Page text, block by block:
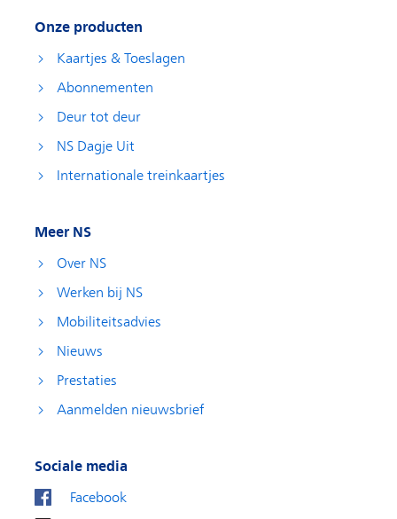
Onze producten
Kaartjes & Toeslagen
Abonnementen
Deur tot deur
NS Dagje Uit
Internationale treinkaartjes
Meer NS
Over NS
Werken bij NS
Mobiliteitsadvies
Nieuws
Prestaties
Aanmelden nieuwsbrief
Sociale media
Facebook